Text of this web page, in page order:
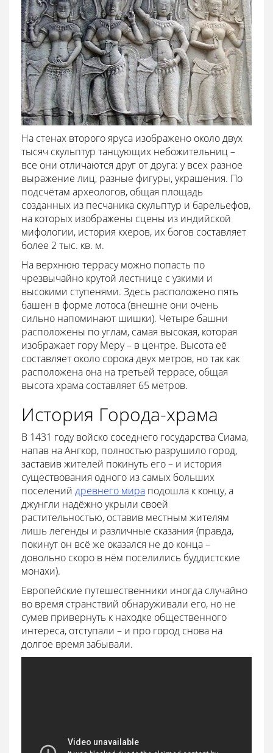
На стенах второго яруса изображено около двух
тысяч скульптур танцующих небожительниц –
все они отличаются друг от друга: у всех разное
выражение лиц, разные фигуры, украшения. По
подсчётам археологов, общая площадь
созданных из песчаника скульптур и барельефов,
на которых изображены сцены из индийской
мифологии, история кхеров, их богов составляет
более 2 тыс. кв. м.
На верхнюю террасу можно попасть по
чрезвычайно крутой лестнице с узкими и
высокими ступенями. Здесь расположено пять
башен в форме лотоса (внешне они очень
сильно напоминают шишки). Четыре башни
расположены по углам, самая высокая, которая
изображает гору Меру – в центре. Высота её
составляет около сорока двух метров, но так как
расположена она на третьей террасе, общая
высота храма составляет 65 метров.
История Города-храма
В 1431 году войско соседнего государства Сиама,
напав на Ангкор, полностью разрушило город,
заставив жителей покинуть его – и история
существования одного из самых больших
поселений древнего мира подошла к концу, а
джунгли надёжно укрыли своей
растительностью, оставив местным жителям
лишь легенды и различные сказания (правда,
покинут он всё же оказался не до конца –
довольно скоро в нём поселились буддистские
монахи).
Европейские путешественники иногда случайно
во время странствий обнаруживали его, но не
сумев привернуть к находке общественного
интереса, отступали – и про город снова на
долгое время забывали.